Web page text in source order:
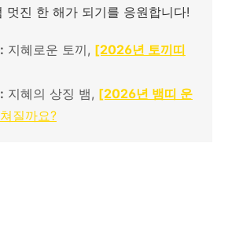
멋진 한 해가 되기를 응원합니다!
지혜로운 토끼, [2026년 토끼띠
지혜의 상징 뱀, [2026년 뱀띠 운
질까요?